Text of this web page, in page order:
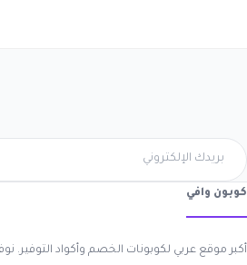
كوبون وافي
أكبر موقع عربي لكوبونات الخصم وأكواد التوفير.